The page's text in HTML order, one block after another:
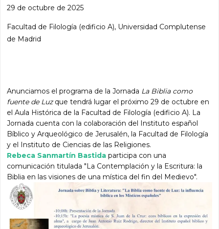
29 de octubre de 2025
Facultad de Filología (edificio A), Universidad Complutense
de Madrid
Anunciamos el programa de la Jornada La Biblia como
fuente de Luzque tendrá lugar el próximo 29 de octubre en
el Aula Histórica de la Facultad de Filología (edificio A). La
Jornada cuenta con la colaboración del Instituto español
Bíblico y Arqueológico de Jerusalén, la Facultad de Filología
y el Instituto de Ciencias de las Religiones.
Rebeca Sanmartín Bastida participa con una
comunicación titulada "La Contemplación y la Escritura: la
Biblia en las visiones de una mística del fin del Medievo".